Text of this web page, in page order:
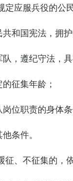
定应服兵役的公
共和国宪法，拥
队，遵纪守法，
征集年龄；
岗位职责的身体
条件。
、不征集的，